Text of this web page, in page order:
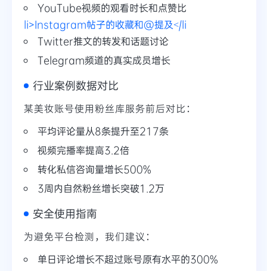
YouTube视频的观看时长和点赞比
li>Instagram帖子的收藏和@提及</li
Twitter推文的转发和话题讨论
Telegram频道的真实成员增长
行业案例数据对比
某美妆账号使用粉丝库服务前后对比：
平均评论量从8条提升至217条
视频完播率提高3.2倍
转化私信咨询量增长500%
3周内自然粉丝增长突破1.2万
安全使用指南
为避免平台检测，我们建议：
单日评论增长不超过账号原有水平的300%